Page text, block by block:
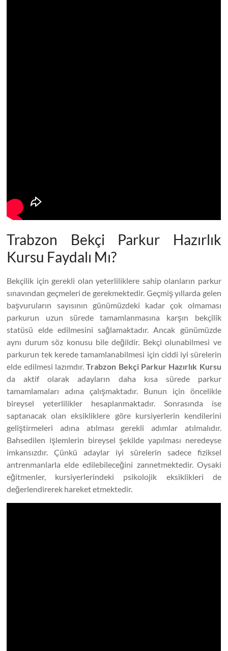
Trabzon Bekçi Parkur Hazırlık
Kursu Faydalı Mı?
Bekçilik için gerekli olan yeterliliklere sahip olanların parkur
sınavından geçmeleri de gerekmektedir. Geçmiş yıllarda gelen
başvuruların sayısının günümüzdeki kadar çok olmaması
parkurun uzun sürede tamamlanmasına karşın bekçilik
statüsü elde edilmesini sağlamaktadır. Ancak günümüzde
aynı durum söz konusu bile değildir. Bekçi olunabilmesi ve
parkurun tek kerede tamamlanabilmesi için ciddi iyi sürelerin
elde edilmesi lazımdır.Trabzon Bekçi Parkur Hazırlık Kursu
da aktif olarak adayların daha kısa sürede parkur
tamamlamaları adına çalışmaktadır. Bunun için öncelikle
bireysel yeterlilikler hesaplanmaktadır. Sonrasında ise
saptanacak olan eksikliklere göre kursiyerlerin kendilerini
geliştirmeleri adına atılması gerekli adımlar atılmalıdır.
Bahsedilen işlemlerin bireysel şekilde yapılması neredeyse
imkansızdır. Çünkü adaylar iyi sürelerin sadece fiziksel
antrenmanlarla elde edilebileceğini zannetmektedir. Oysaki
eğitmenler, kursiyerlerindeki psikolojik eksiklikleri de
değerlendirerek hareket etmektedir.